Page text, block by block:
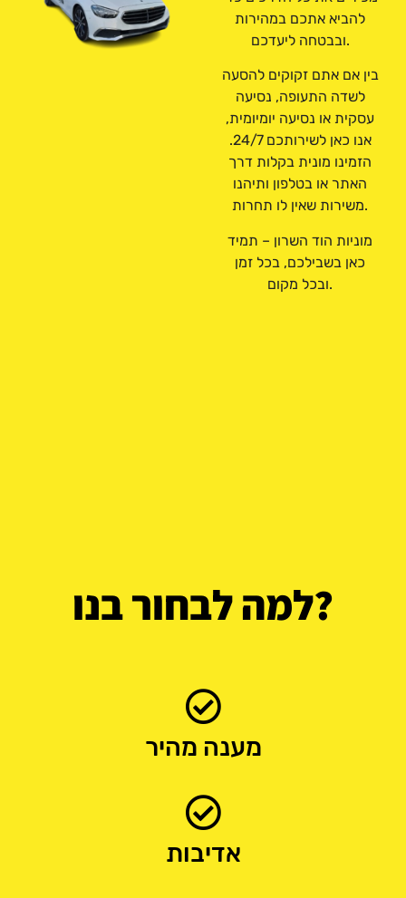
להביא אתכם במהירות
ובבטחה ליעדכם.
בין אם אתם זקוקים להסעה
לשדה התעופה, נסיעה
עסקית או נסיעה יומיומית,
אנו כאן לשירותכם 24/7.
הזמינו מונית בקלות דרך
האתר או בטלפון ותיהנו
משירות שאין לו תחרות.
מוניות הוד השרון – תמיד
כאן בשבילכם, בכל זמן
ובכל מקום.
למה לבחור בנו?
מענה מהיר
אדיבות